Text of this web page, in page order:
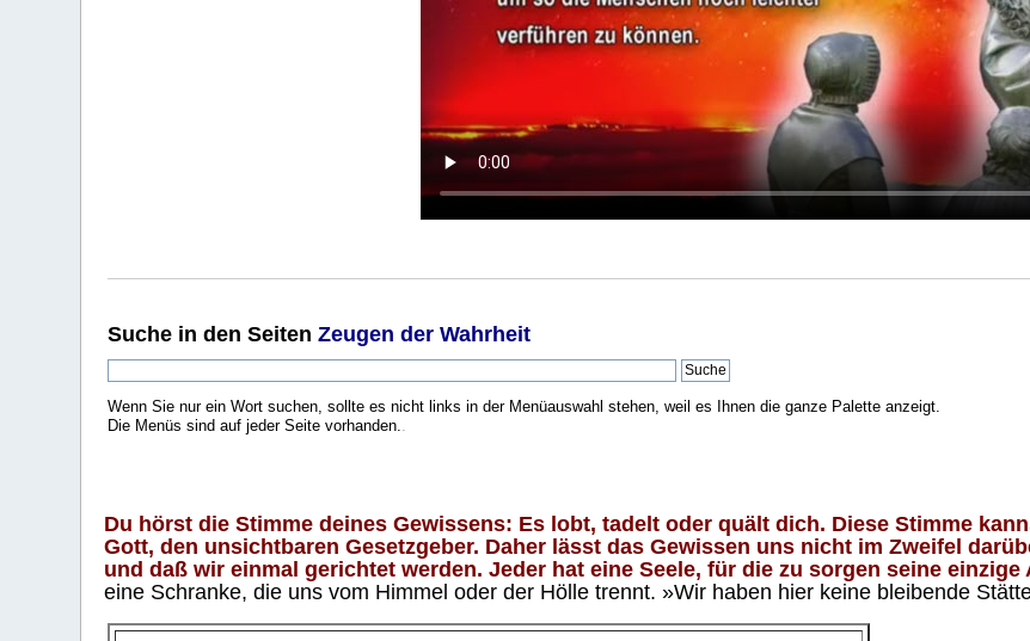
Suche in den SeitenZeugen der Wahrheit
Wenn Sie nur ein Wort suchen, sollte es nicht links in der Menüauswahl stehen, weil es Ihnen die ganze Palette anzeigt.
Die Menüs sind auf jeder Seite vorhanden..
Du hörst die Stimme deines Gewissens: Es lobt, tadelt oder quält dich. Diese Stimme
Gott, den unsichtbaren Gesetzgeber. Daher lässt das Gewissen uns nicht im Zweifel
und daß wir einmal gerichtet werden. Jeder hat eine Seele, für die zu sorgen seine
eine Schranke, die uns vom Himmel oder der Hölle trennt. »Wir haben hier keine bleibende